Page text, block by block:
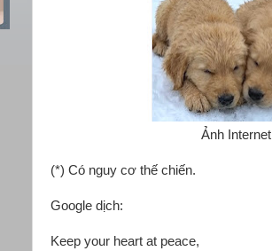
Ảnh Internet
(*) Có nguy cơ thế chiến.
Google dịch:
Keep your heart at peace,